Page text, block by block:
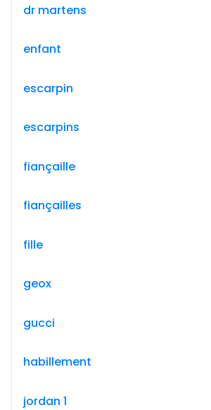
dr martens
enfant
escarpin
escarpins
fiançaille
fiançailles
fille
geox
gucci
habillement
jordan 1